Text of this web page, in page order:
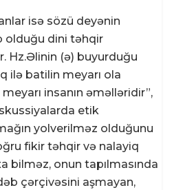
isə sözü deyənin
olduğu dini təhqir
Hz.Əlinin (ə) buyurduğu
ilə batilin meyarı ola
insanın əməlləridir”,
etik
yolverilməz olduğunu
fikir təhqir və nalayiq
bilməz, onun tapılmasında
çərçivəsini aşmayan,